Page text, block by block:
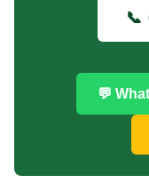
📞
💬